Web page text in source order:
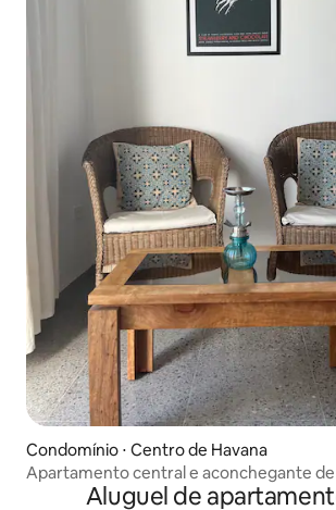
Condomínio ⋅ Centro de Havana
Apartamento central e aconchegante de
Aluguel de